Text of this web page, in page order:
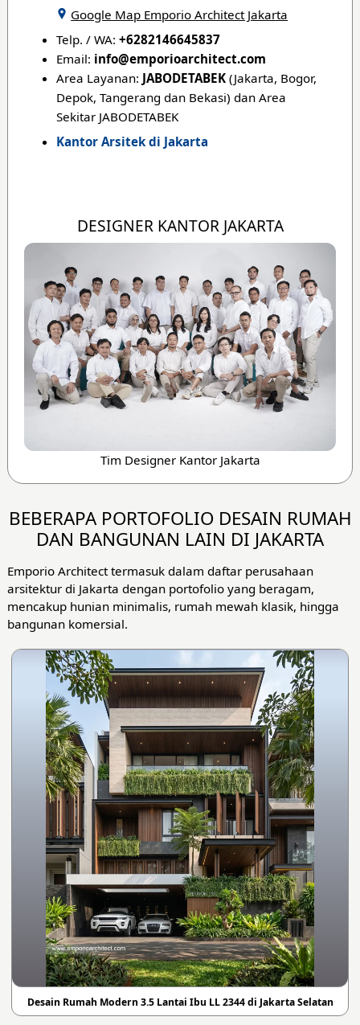
Google Map Emporio Architect Jakarta
Telp. / WA:+6282146645837
Email: info@emporioarchitect.com
Area Layanan: JABODETABEK (Jakarta, Bogor,
Depok, Tangerang dan Bekasi) dan Area
Sekitar JABODETABEK
Kantor Arsitek di Jakarta
DESIGNER KANTOR JAKARTA
Tim Designer Kantor Jakarta
BEBERAPA PORTOFOLIO DESAIN RUMAH
DAN BANGUNAN LAIN DI JAKARTA
Emporio Architect termasuk dalam daftar perusahaan
arsitektur di Jakarta dengan portofolio yang beragam,
mencakup hunian minimalis, rumah mewah klasik, hingga
bangunan komersial.
Desain Rumah Modern 3.5 Lantai Ibu LL 2344 di Jakarta Selatan